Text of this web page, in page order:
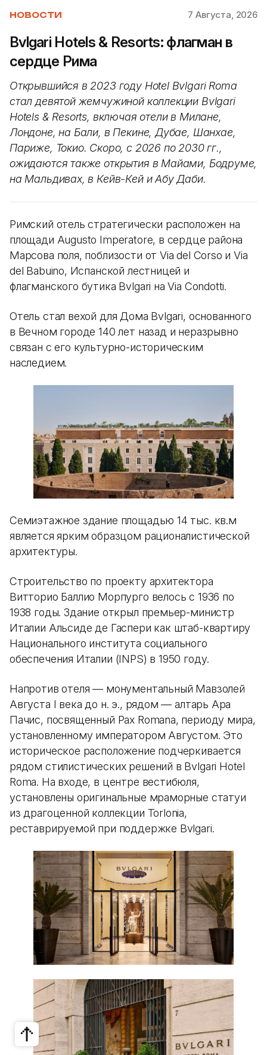
НОВОСТИ 7 Августа, 2026
Bvlgari Hotels & Resorts: флагман в
сердце Рима
Открывшийся в 2023 году Hotel Bvlgari Roma
стал девятой жемчужиной коллекции Bvlgari
Hotels & Resorts, включая отели в Милане,
Лондоне, на Бали, в Пекине, Дубае, Шанхае,
Париже, Токио. Скоро, с 2026 по 2030 гг.,
ожидаются также открытия в Майами, Бодруме,
на Мальдивах, в Кейв-Кей и Абу Даби.
Римский отель стратегически расположен на
площади Augusto Imperatore, в сердце района
Марсова поля, поблизости от Via del Corso и Via
del Babuino, Испанской лестницей и
флагманского бутика Bvlgari на Via Condotti.
Отель стал вехой для Дома Bvlgari, основанного
в Вечном городе 140 лет назад и неразрывно
связан с его культурно-историческим
наследием.
Семиэтажное здание площадью 14 тыс. кв.м
является ярким образцом рационалистической
архитектуры.
Строительство по проекту архитектора
Витторио Баллио Морпурго велось с 1936 по
1938 годы. Здание открыл премьер-министр
Италии Альсиде де Гаспери как штаб-квартиру
Национального института социального
обеспечения Италии (INPS) в 1950 году.
Напротив отеля — монументальный Мавзолей
Августа I века до н. э., рядом — алтарь Ара
Пачис, посвященный Pax Romana, периоду мира,
установленному императором Августом. Это
историческое расположение подчеркивается
рядом стилистических решений в Bvlgari Hotel
Roma. На входе, в центре вестибюля,
установлены оригинальные мраморные статуи
из драгоценной коллекции Torlonia,
реставрируемой при поддержке Bvlgari.